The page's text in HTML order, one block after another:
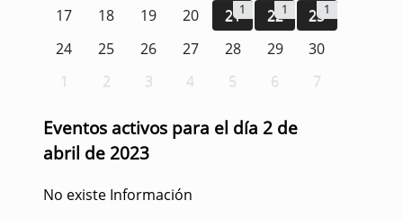
17
18 19 20 211 221 231
24 25 26 27 28 29
30
1
2 3 4 5 6 7
Eventos activos para el día 2 de
abril de 2023
No existe Información